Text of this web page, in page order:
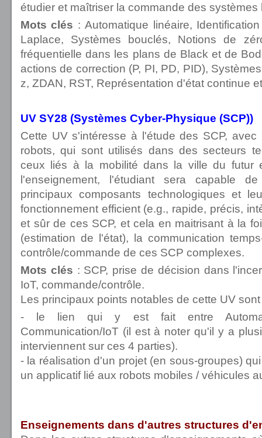
étudier et maîtriser la commande des systèmes
Mots clés : Automatique linéaire,
Laplace, Systèmes bouclés, Notions de
fréquentielle dans les plans de Black et de
actions de correction (P, PI, PD, PID),
z, ZDAN, RST, Représentation d'état continue
UV SY28 (Systèmes Cyber-Physique (SCP))
Cette UV s'intéresse à l'étude des SCP,
robots, qui sont utilisés dans des secteurs
ceux liés à la mobilité dans la ville du futur
l'enseignement, l'étudiant sera capable
principaux composants technologiques et
fonctionnement efficient (e.g., rapide, précis,
et sûr de ces SCP, et cela en maitrisant à la
(estimation de l'état), la communication
contrôle/commande de ces SCP complexes.
Mots clés : SCP, prise de décision dans
IoT, commande/contrôle.
Les principaux points notables de cette UV sont
- le lien qui y est fait entre
Communication/IoT (il est à noter qu'il y a
interviennent sur ces 4 parties).
- la réalisation d'un projet (en sous-groupes)
un applicatif lié aux robots mobiles / véhicules
Enseignements dans d'autres structures